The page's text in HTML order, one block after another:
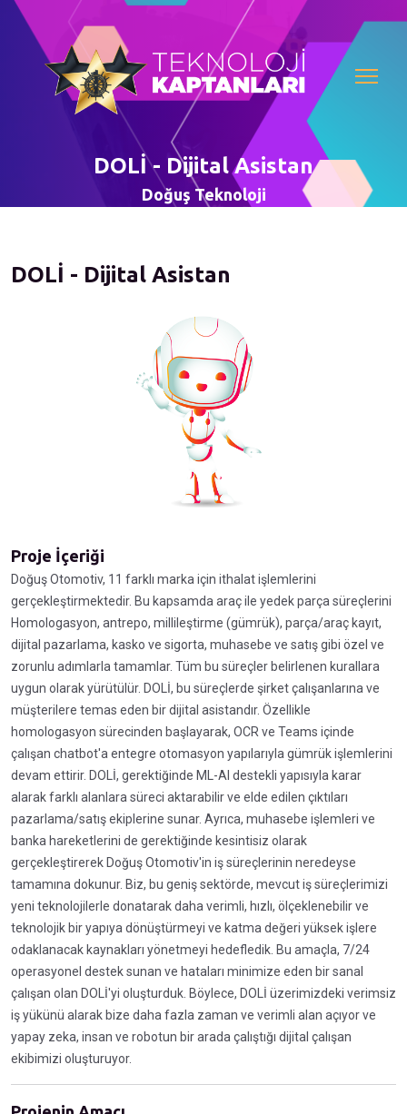
DOLİ - Dijital Asistan
Doğuş Teknoloji
DOLİ - Dijital Asistan
Proje İçeriği
Doğuş Otomotiv, 11 farklı marka için ithalat işlemlerini
gerçekleştirmektedir. Bu kapsamda araç ile yedek parça süreçlerini
Homologasyon, antrepo, millileştirme (gümrük), parça/araç kayıt,
dijital pazarlama, kasko ve sigorta, muhasebe ve satış gibi özel ve
zorunlu adımlarla tamamlar. Tüm bu süreçler belirlenen kurallara
uygun olarak yürütülür. DOLİ, bu süreçlerde şirket çalışanlarına ve
müşterilere temas eden bir dijital asistandır. Özellikle
homologasyon sürecinden başlayarak, OCR ve Teams içinde
çalışan chatbot'a entegre otomasyon yapılarıyla gümrük işlemlerini
devam ettirir. DOLİ, gerektiğinde ML-AI destekli yapısıyla karar
alarak farklı alanlara süreci aktarabilir ve elde edilen çıktıları
pazarlama/satış ekiplerine sunar. Ayrıca, muhasebe işlemleri ve
banka hareketlerini de gerektiğinde kesintisiz olarak
gerçekleştirerek Doğuş Otomotiv'in iş süreçlerinin neredeyse
tamamına dokunur. Biz, bu geniş sektörde, mevcut iş süreçlerimizi
yeni teknolojilerle donatarak daha verimli, hızlı, ölçeklenebilir ve
teknolojik bir yapıya dönüştürmeyi ve katma değeri yüksek işlere
odaklanacak kaynakları yönetmeyi hedefledik. Bu amaçla, 7/24
operasyonel destek sunan ve hataları minimize eden bir sanal
çalışan olan DOLİ'yi oluşturduk. Böylece, DOLİ üzerimizdeki verimsiz
iş yükünü alarak bize daha fazla zaman ve verimli alan açıyor ve
yapay zeka, insan ve robotun bir arada çalıştığı dijital çalışan
ekibimizi oluşturuyor.